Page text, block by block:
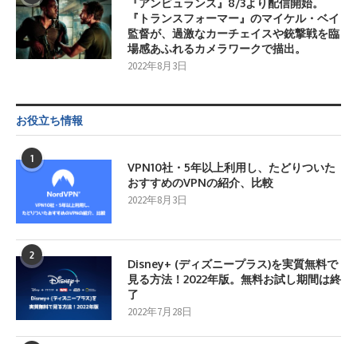
『トランスフォーマー』のマイケル・ベイ
監督が、過激なカーチェイスや銃撃戦を臨
場感あふれるカメラワークで描出。
2022年8月3日
お役立ち情報
1
VPN10社・5年以上利用し、たどりついた
おすすめのVPNの紹介、比較
2022年8月3日
2
Disney+ (ディズニープラス)を実質無料で
見る方法！2022年版。無料お試し期間は終
了
2022年7月28日